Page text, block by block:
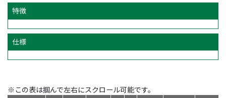
特徴
仕様
※この表は掴んで左右にスクロール可能です。